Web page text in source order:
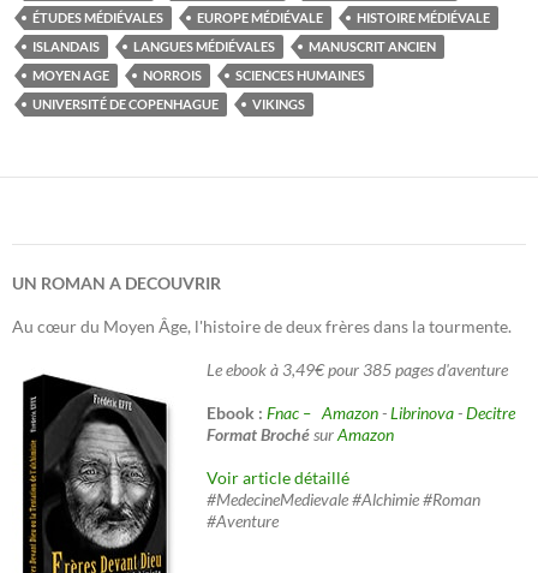
ÉTUDES MÉDIÉVALES
EUROPE MÉDIÉVALE
HISTOIRE MÉDIÉVALE
ISLANDAIS
LANGUES MÉDIÉVALES
MANUSCRIT ANCIEN
MOYEN AGE
NORROIS
SCIENCES HUMAINES
UNIVERSITÉ DE COPENHAGUE
VIKINGS
UN ROMAN A DECOUVRIR
Au cœur du Moyen Âge, l'histoire de deux frères dans la tourmente.
Le ebook à 3,49€ pour 385 pages d'aventure
Ebook : Fnac – Amazon-Librinova-Decitre
Format BrochésurAmazon
Voir article détaillé
#MedecineMedievale #Alchimie #Roman
#Aventure